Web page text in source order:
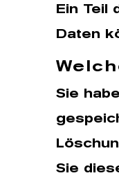
Ein Teil
Daten
Sie
Sie